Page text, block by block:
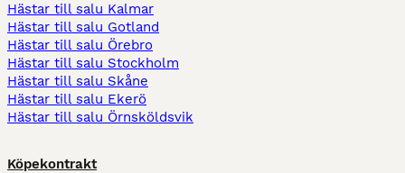
Hästar till salu Kalmar
Hästar till salu Gotland
Hästar till salu Örebro
Hästar till salu Stockholm
Hästar till salu Skåne
Hästar till salu Ekerö
Hästar till salu Örnsköldsvik
Köpekontrakt